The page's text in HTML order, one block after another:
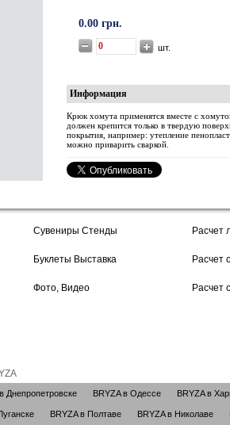
0.00 грн.
шт.
Информация
Крюк хомута применятся вместе с
должен крепится только в твердую
покрытия, например: утепление
можно приварить сваркой.
Сувениры Стенды
Буклеты Выставка
Фото, Видео
Расчет
Расчет
Расчет
Днепропетровске BRYZA в Одессе BRYZA в
BRYZA в Полтаве BRYZA в Николаве